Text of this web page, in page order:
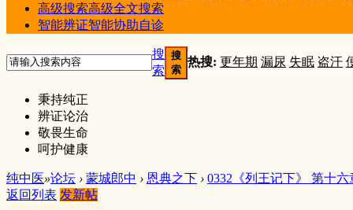
高级搜索高级全文搜索
智能辨证智能协助自诊
搜
索
搜
索
热搜: 更年期 漏尿 失眠 盗汗
秉持纯正
辨证论治
敬畏生命
呵护健康
纯中医»论坛 › 蒙城郎中 › 恩典之下 › 0332《列王记下》 第十六
返回列表 发新帖